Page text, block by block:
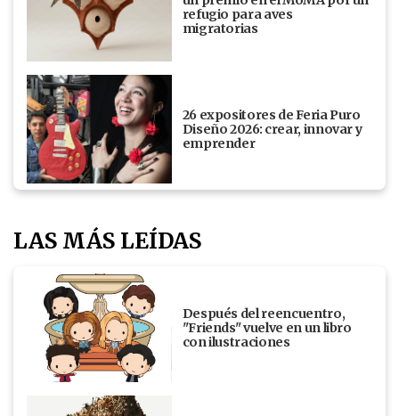
refugio para aves
migratorias
26 expositores de Feria Puro
Diseño 2026: crear, innovar y
emprender
LAS MÁS LEÍDAS
Después del reencuentro,
"Friends" vuelve en un libro
con ilustraciones